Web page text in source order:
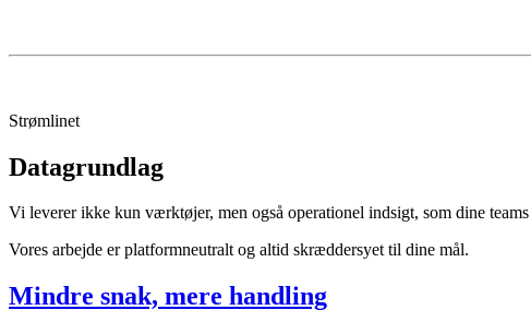
Strømlinet
Datagrundlag
Vi leverer ikke kun værktøjer, men også operationel indsigt, som dine
Vores arbejde er platformneutralt og altid skræddersyet til dine mål.
Mindre snak, mere handling